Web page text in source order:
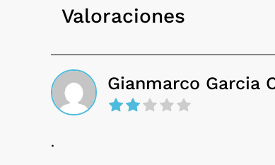
Valoraciones
Gianmarco Garcia
.